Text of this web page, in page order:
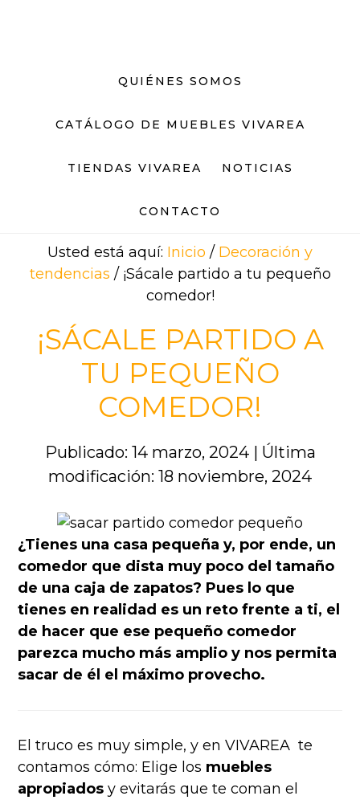
QUIÉNES SOMOS
CATÁLOGO DE MUEBLES VIVAREA
TIENDAS VIVAREA NOTICIAS
CONTACTO
Usted está aquí: Inicio / Decoración y
tendencias /¡Sácale partido a tu pequeño
comedor!
¡SÁCALE PARTIDO A
TU PEQUEÑO
COMEDOR!
Publicado: 14 marzo, 2024| Última
modificación: 18 noviembre, 2024
¿Tienes una casa pequeña y, por ende, un
comedor que dista muy poco del tamaño
de una caja de zapatos? Pues lo que
tienes en realidad es un reto frente a ti, el
de hacer que ese pequeño comedor
parezca mucho más amplio y nos permita
sacar de él el máximo provecho.
El truco es muy simple, y en VIVAREA te
contamos cómo: Elige los muebles
apropiados y evitarás que te coman el